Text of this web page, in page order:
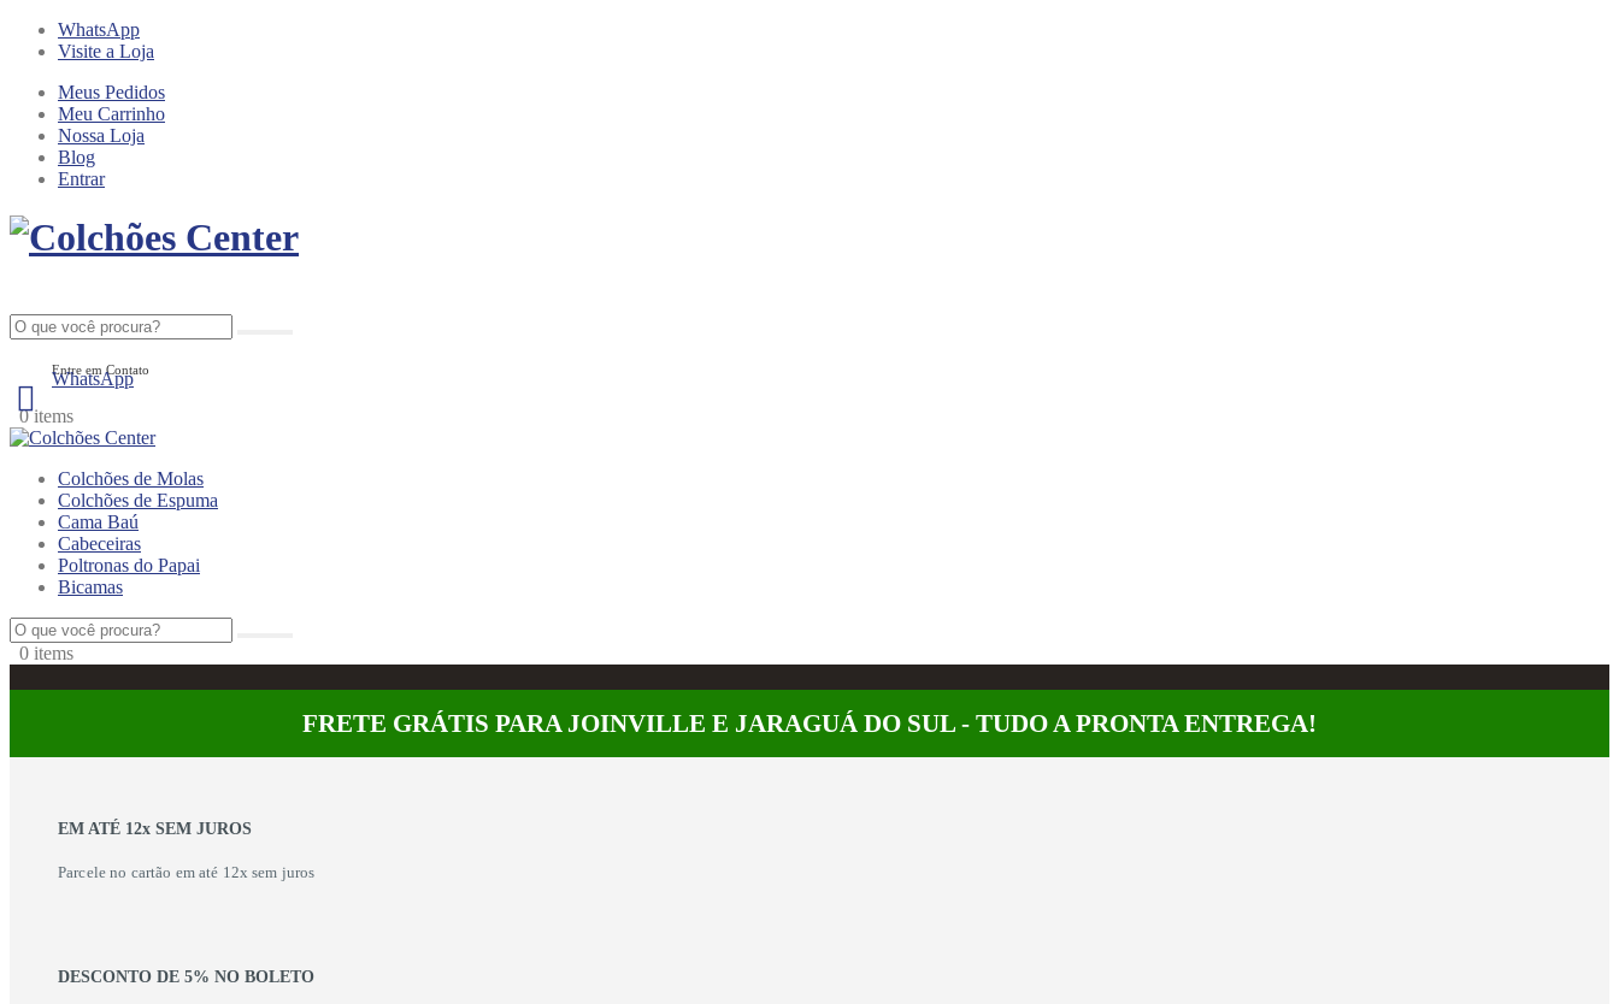
WhatsApp
Visite a Loja
Meus Pedidos
Meu Carrinho
Nossa Loja
Blog
Entrar
Entre em Contato
WhatsApp
00 items
Colchões de Molas
Colchões de Espuma
Cama Baú
Cabeceiras
Poltronas do Papai
Bicamas
0 items
FRETE GRÁTIS PARA JOINVILLE E JARAGUÁ DO SUL - TUDO A PRONTA ENTREGA!
EM ATÉ 12x SEM JUROS
Parcele no cartão em até 12x sem juros
DESCONTO DE 5% NO BOLETO